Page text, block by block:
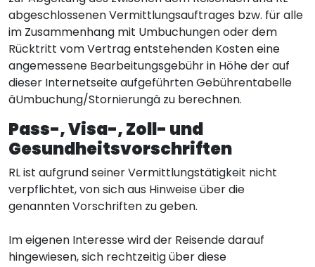
abgeschlossenen Vermittlungsauftrages bzw. für alle
im Zusammenhang mit Umbuchungen oder dem
Rücktritt vom Vertrag entstehenden Kosten eine
angemessene Bearbeitungsgebühr in Höhe der auf
dieser Internetseite aufgeführten Gebührentabelle
âUmbuchung/Stornierungâ zu berechnen.
Pass-, Visa-, Zoll- und
Gesundheitsvorschriften
RL ist aufgrund seiner Vermittlungstätigkeit nicht
verpflichtet, von sich aus Hinweise über die
genannten Vorschriften zu geben.
Im eigenen Interesse wird der Reisende darauf
hingewiesen, sich rechtzeitig über diese